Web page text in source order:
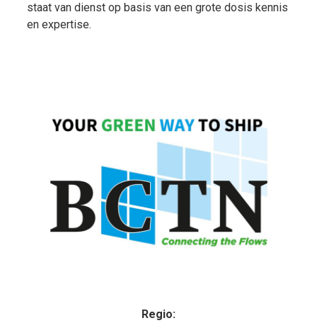
staat van dienst op basis van een grote dosis kennis
en expertise.
Regio: